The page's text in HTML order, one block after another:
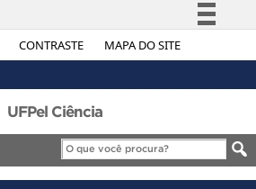
CONTRASTE MAPA DO SITE
Simplifique!
Legislação
Canais
UFPel Ciência